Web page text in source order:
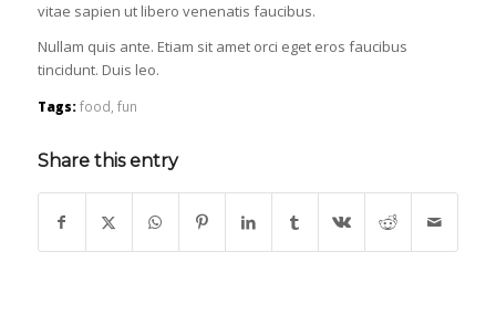
vitae sapien ut libero venenatis faucibus.
Nullam quis ante. Etiam sit amet orci eget eros faucibus
tincidunt. Duis leo.
Tags: food fun
Share this entry